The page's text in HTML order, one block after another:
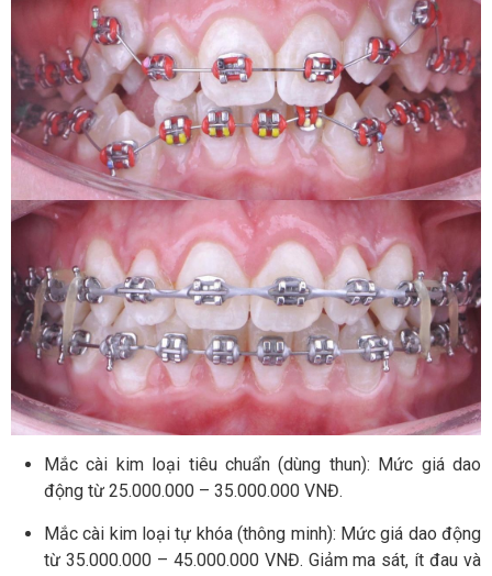
Mắc cài kim loại tiêu chuẩn (dùng thun): Mức giá dao
động từ 25.000.000 – 35.000.000 VNĐ.
Mắc cài kim loại tự khóa (thông minh): Mức giá dao động
từ 35.000.000 – 45.000.000 VNĐ. Giảm ma sát, ít đau và